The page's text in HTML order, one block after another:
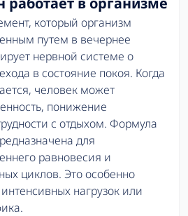
который организм
путем в вечернее
нервной системе о
в состояние покоя. Когда
человек может
понижение
с отдыхом. Формула
для
равновесия и
циклов. Это особенно
нагрузок или